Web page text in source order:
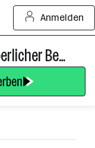
Anmelden
Lagermitarbeiter*in mit körperlicher Belastbarkeit